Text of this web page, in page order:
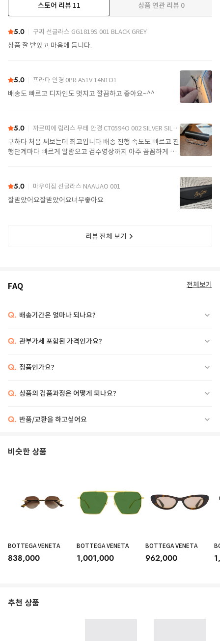
스토어 리뷰 11 상품 연관 리뷰 0
5.0 구찌 선글라스 GG1819S 001 BLACK GREY
상품 잘 받았고 마음에 듭니다.
5.0 프라다 안경 0PR A51V 14N1O1
배송도 빠르고 디자인도 멋지고 깔끔하고 좋아요~^^
5.0 까르띠에 림리스 무테 안경 CT0594O 002 SILVER SILVER TRANSPARENT
구하다 처음 써보는데 최고입니다 배송 진행 속도도 빠르고 진
행단계마다 빠르게 알람오고 검수영상까지 아주 꼼꼼하게 찍
5.0 마우이짐 선글라스 NAAUAO 001
잘받았어요잘받았어요너무좋아요
리뷰 전체 보기
FAQ 전체보기
Q. 배송기간은 얼마나 되나요?
Q. 관부가세 포함된 가격인가요?
Q. 정품인가요?
Q. 상품의 검품과정은 어떻게 되나요?
Q. 반품/교환을 하고싶어요
비슷한 상품
BOTTEGA VENETA
838,000
BOTTEGA VENETA
1,001,000
BOTTEGA VENETA
962,000
추천 상품